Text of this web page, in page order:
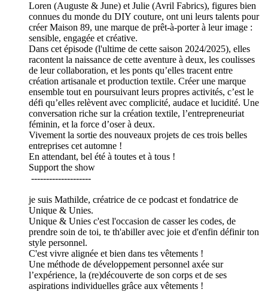
Loren (Auguste & June) et Julie (Avril Fabrics), figures bien
connues du monde du DIY couture, ont uni leurs talents pour
créer Maison 89, une marque de prêt-à-porter à leur image :
sensible, engagée et créative.
Dans cet épisode (l'ultime de cette saison 2024/2025), elles
racontent la naissance de cette aventure à deux, les coulisses
de leur collaboration, et les ponts qu’elles tracent entre
création artisanale et production textile. Créer une marque
ensemble tout en poursuivant leurs propres activités, c’est le
défi qu’elles relèvent avec complicité, audace et lucidité. Une
conversation riche sur la création textile, l’entrepreneuriat
féminin, et la force d’oser à deux.
Vivement la sortie des nouveaux projets de ces trois belles
entreprises cet automne !
En attendant, bel été à toutes et à tous !
Support the show
--------------------
je suis Mathilde, créatrice de ce podcast et fondatrice de
Unique & Unies.
Unique & Unies c'est l'occasion de casser les codes, de
prendre soin de toi, te th'abiller avec joie et d'enfin définir ton
style personnel.
C'est vivre alignée et bien dans tes vêtements !
Une méthode de développement personnel axée sur
l’expérience, la (re)découverte de son corps et de ses
aspirations individuelles grâce aux vêtements !